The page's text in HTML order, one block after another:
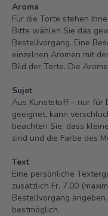
Aroma
Für die Torte stehen
Bitte wählen Sie das
Bestellvorgang. Eine
einzelnen Aromen mit
Bild der Torte. Die
Sujet
Aus Kunststoff – nur für
geeignet, kann
beachten Sie, dass
sind und die Farbe des
Text
Eine persönliche
zusätzlich Fr. 7.00
Bestellvorgang
bestmöglich.